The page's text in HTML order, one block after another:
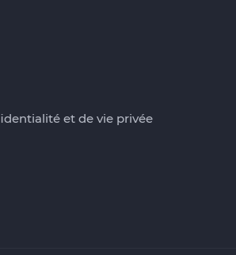
et de vie privée